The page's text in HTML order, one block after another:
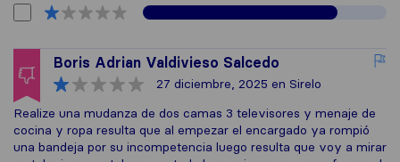
Boris Adrian Valdivieso Salcedo
27 diciembre, 2025 en Sirelo
Realize una mudanza de dos camas 3 televisores y menaje de
cocina y ropa resulta que al empezar el encargado ya rompió
una bandeja por su incompetencia luego resulta que voy a mirar